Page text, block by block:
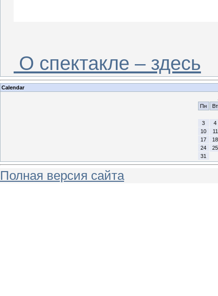
О спектакле – здесь
Calendar
Пн
Вт
3
4
10
11
17
18
24
25
31
Полная версия сайта